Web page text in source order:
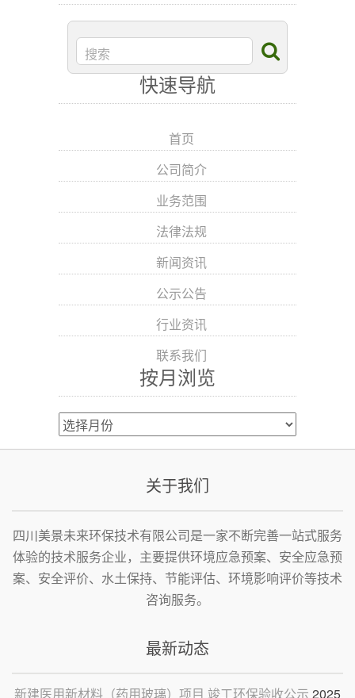
快速导航
首页
公司简介
业务范围
法律法规
新闻资讯
公示公告
行业资讯
联系我们
按月浏览
按
月
关于我们
四川美景未来环保技术有限公司是一家不断完善一站式服务
体验的技术服务企业，主要提供环境应急预案、安全应急预
案、安全评价、水土保持、节能评估、环境影响评价等技术
咨询服务。
最新动态
新建医用新材料（药用玻璃）项目 竣工环保验收公示 2025